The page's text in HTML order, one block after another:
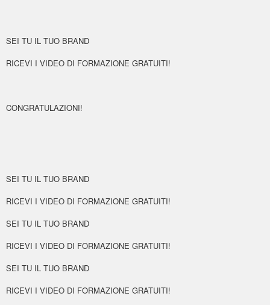
SEI TU IL TUO BRAND
RICEVI I VIDEO DI FORMAZIONE GRATUITI!
CONGRATULAZIONI!
SEI TU IL TUO BRAND
RICEVI I VIDEO DI FORMAZIONE GRATUITI!
SEI TU IL TUO BRAND
RICEVI I VIDEO DI FORMAZIONE GRATUITI!
SEI TU IL TUO BRAND
RICEVI I VIDEO DI FORMAZIONE GRATUITI!